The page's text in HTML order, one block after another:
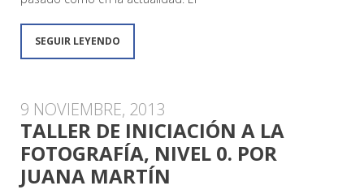
SEGUIR LEYENDO
9 NOVIEMBRE, 2013
TALLER DE INICIACIÓN A LA
FOTOGRAFÍA, NIVEL 0. POR
JUANA MARTÍN